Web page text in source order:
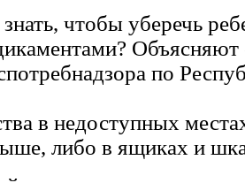
чтобы уберечь
Объясняют
по
в недоступных
либо в ящиках и